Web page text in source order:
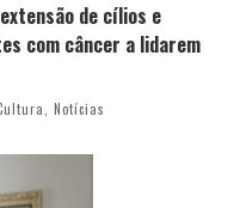
Yan traz a turnê nacional do PagodYANdo para Belo Horizonte
de cílios e
com câncer a lidarem
Notícias